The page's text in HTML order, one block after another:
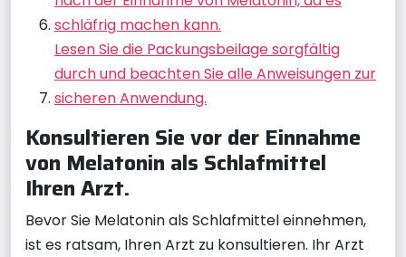
schläfrig machen kann.
Lesen Sie die Packungsbeilage sorgfältig
durch und beachten Sie alle Anweisungen zur
sicheren Anwendung.
Konsultieren Sie vor der Einnahme
von Melatonin als Schlafmittel
Ihren Arzt.
Bevor Sie Melatonin als Schlafmittel einnehmen,
ist es ratsam, Ihren Arzt zu konsultieren. Ihr Arzt